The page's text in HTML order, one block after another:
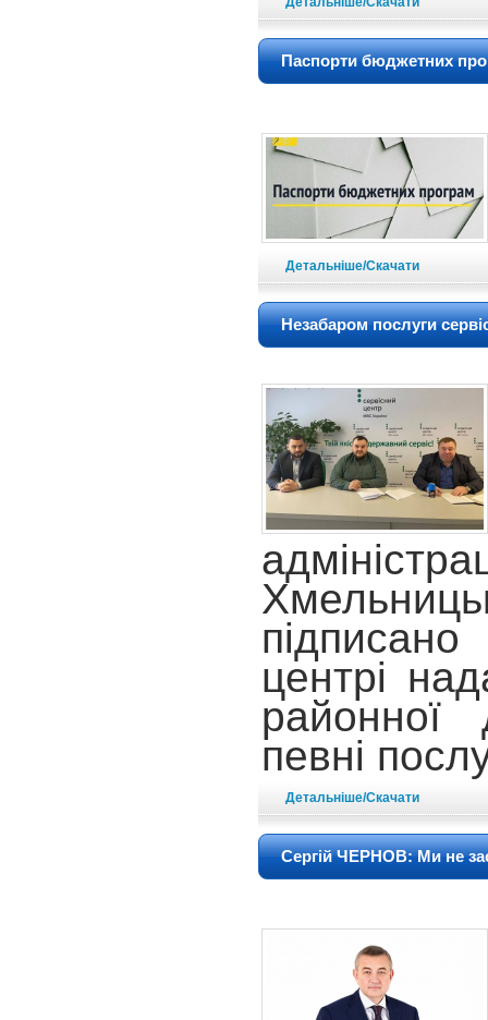
Паспорти бюджетних
Детальніше/Скачати
Незабаром послуги
центрі
районної
певні
Детальніше/Скачати
Сергій ЧЕРНОВ: Ми не